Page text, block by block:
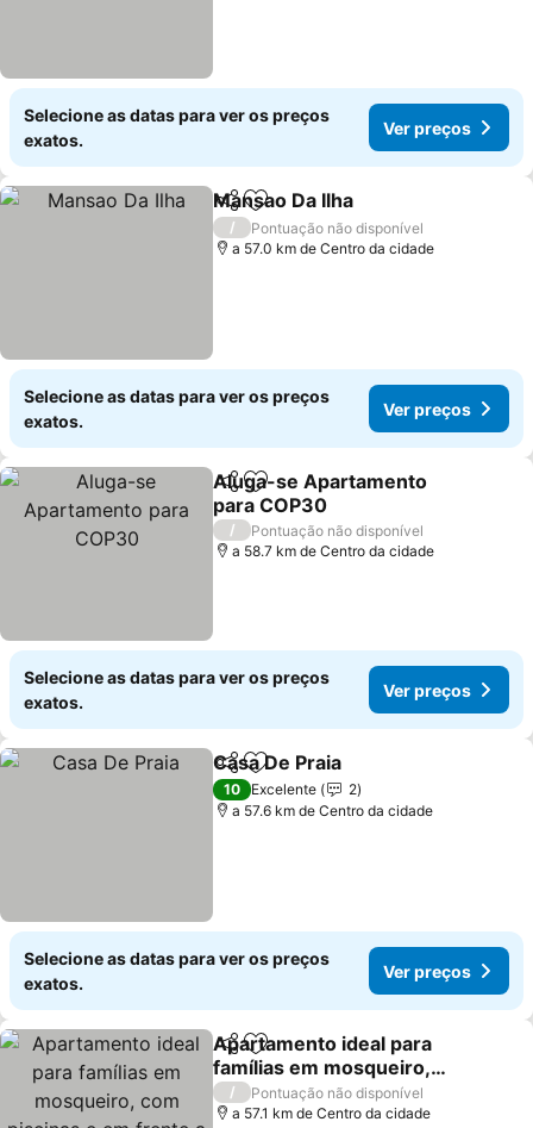
Selecione as datas para ver os preços
exatos.
Ver preços
PartilharAdicionar aos favoritos
Mansao Da Ilha
/
Pontuação não disponível
a 57.0 km de Centro da cidade
Selecione as datas para ver os preços
exatos.
Ver preços
PartilharAdicionar aos favoritos
Aluga-se Apartamento
para COP30
/
Pontuação não disponível
a 58.7 km de Centro da cidade
Selecione as datas para ver os preços
exatos.
Ver preços
PartilharAdicionar aos favoritos
Casa De Praia
10 Excelente
2
a 57.6 km de Centro da cidade
Selecione as datas para ver os preços
exatos.
Ver preços
PartilharAdicionar aos favoritos
Apartamento ideal para
famílias em mosqueiro,
com piscinas e em frente
a praia
/
Pontuação não disponível
a 57.1 km de Centro da cidade